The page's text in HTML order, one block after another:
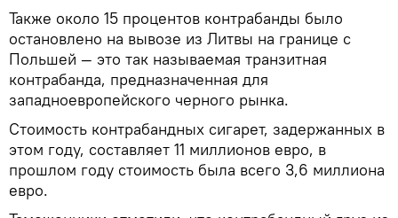
Также около 15 процентов контрабанды было
остановлено на вывозе из Литвы на границе с
Польшей — это так называемая транзитная
контрабанда, предназначенная для
западноевропейского черного рынка.
Стоимость контрабандных сигарет, задержанных в
этом году, составляет 11 миллионов евро, в
прошлом году стоимость была всего 3,6 миллиона
евро.